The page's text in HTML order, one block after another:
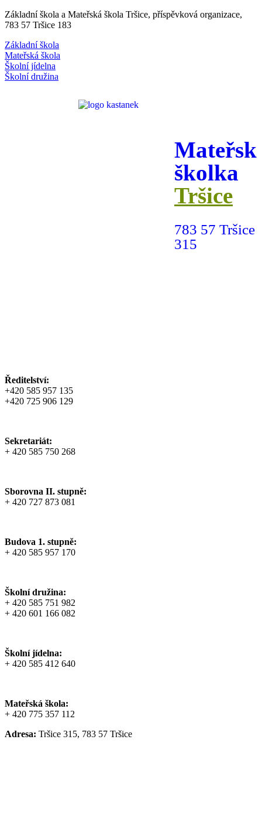
Základní škola a Mateřská škola Tršice, příspěvková organizace,
783 57 Tršice 183
Základní škola
Mateřská škola
Školní jídelna
Školní družina
školka
Tršice
783 57 Tršice
315
Ředitelství:
+420 585 957 135
+420 725 906 129
Sekretariát:
+ 420 585 750 268
Sborovna II. stupně:
+ 420 727 873 081
Budova 1. stupně:
+ 420 585 957 170
Školní družina:
+ 420 585 751 982
+ 420 601 166 082
Školní jídelna:
+ 420 585 412 640
Mateřská škola:
+ 420 775 357 112
Adresa: Tršice 315, 783 57 Tršice